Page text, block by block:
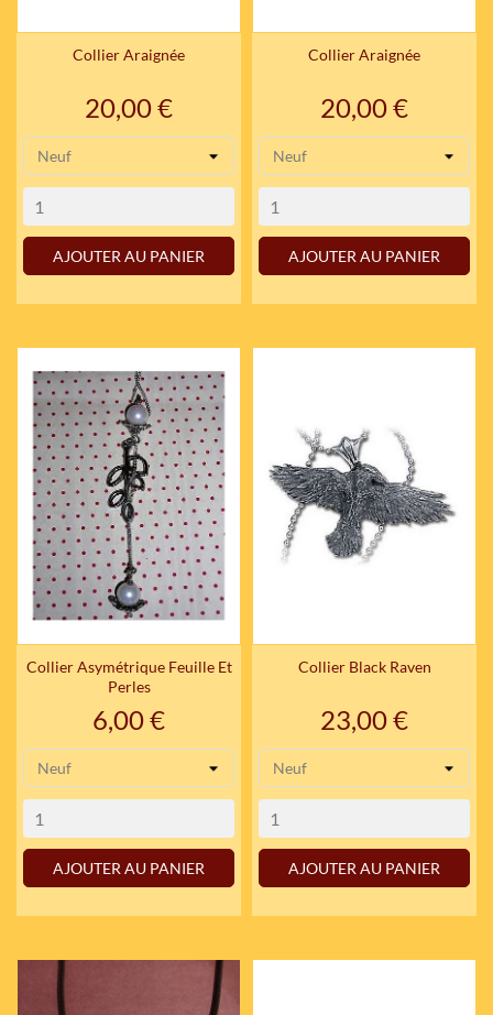
Collier Araignée
Prix
20,00 €
AJOUTER AU PANIER
Collier Araignée
Prix
20,00 €
AJOUTER AU PANIER
Collier Asymétrique Feuille Et
Perles
Prix
6,00 €
AJOUTER AU PANIER
Collier Black Raven
Prix
23,00 €
AJOUTER AU PANIER